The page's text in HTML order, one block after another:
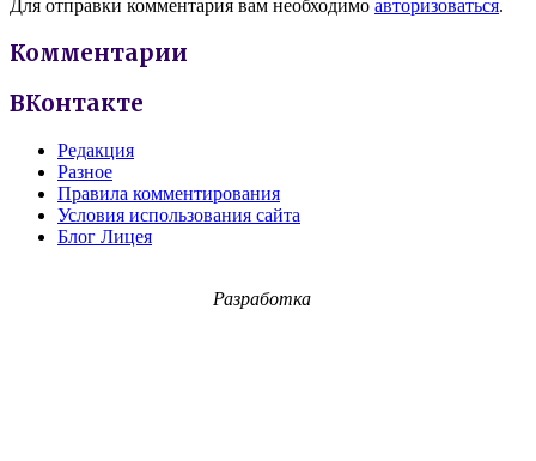
Для отправки комментария вам необходимо авторизоваться.
Комментарии
ВКонтакте
Редакция
Разное
Правила комментирования
Условия использования сайта
Блог Лицея
Разработка